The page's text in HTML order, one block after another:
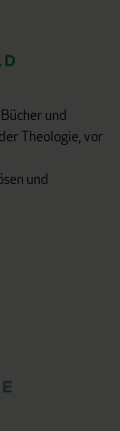
und
Theologie, vor
und